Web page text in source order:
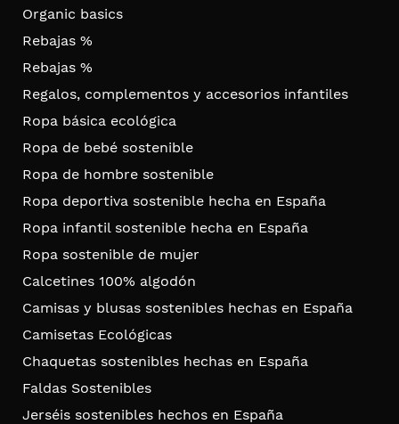
Organic basics
Rebajas %
Rebajas %
Regalos, complementos y accesorios infantiles
Ropa básica ecológica
Ropa de bebé sostenible
Ropa de hombre sostenible
Ropa deportiva sostenible hecha en España
Ropa infantil sostenible hecha en España
Ropa sostenible de mujer
Calcetines 100% algodón
Camisas y blusas sostenibles hechas en España
Camisetas Ecológicas
Chaquetas sostenibles hechas en España
Faldas Sostenibles
Jerséis sostenibles hechos en España